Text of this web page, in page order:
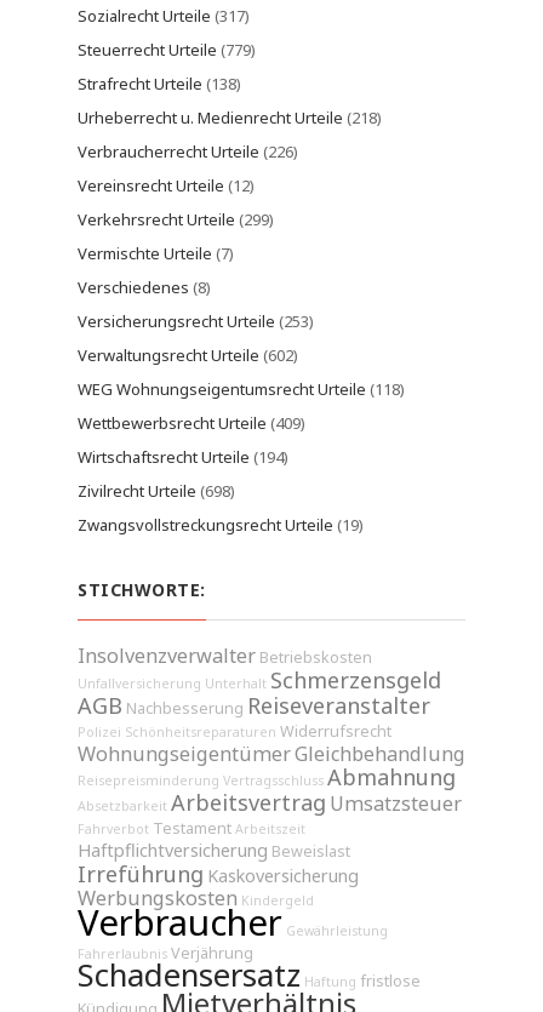
Sozialrecht Urteile (317)
Steuerrecht Urteile (779)
Strafrecht Urteile (138)
Urheberrecht u. Medienrecht Urteile (218)
Verbraucherrecht Urteile (226)
Vereinsrecht Urteile (12)
Verkehrsrecht Urteile (299)
Vermischte Urteile (7)
Verschiedenes (8)
Versicherungsrecht Urteile (253)
Verwaltungsrecht Urteile (602)
WEG Wohnungseigentumsrecht Urteile (118)
Wettbewerbsrecht Urteile (409)
Wirtschaftsrecht Urteile (194)
Zivilrecht Urteile (698)
Zwangsvollstreckungsrecht Urteile (19)
STICHWORTE:
Insolvenzverwalter Betriebskosten
Unfallversicherung Unterhalt Schmerzensgeld
AGB Nachbesserung Reiseveranstalter
Polizei Schönheitsreparaturen Widerrufsrecht
WohnungseigentümerGleichbehandlung
Reisepreisminderung Vertragsschluss Abmahnung
Absetzbarkeit Arbeitsvertrag Umsatzsteuer
Fahrverbot Testament Arbeitszeit
Haftpflichtversicherung Beweislast
Irreführung Kaskoversicherung
Werbungskosten Kindergeld
Verbraucher Gewährleistung
Fahrerlaubnis Verjährung
Schadensersatz Haftung fristlose
Mietverhältnis